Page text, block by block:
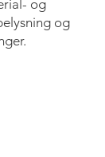
og
og